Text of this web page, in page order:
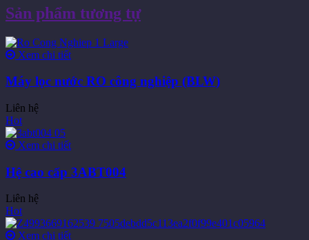
Sản phẩm tương tự
Xem chi tiết
Máy lọc nước RO công nghiệp (BLW)
Liên hệ
Hot
Xem chi tiết
Hệ cao cấp 3ABT004
Liên hệ
Hot
Xem chi tiết